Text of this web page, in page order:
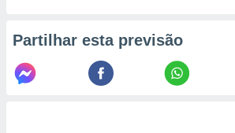
estudos
de
Partilhar esta previsão